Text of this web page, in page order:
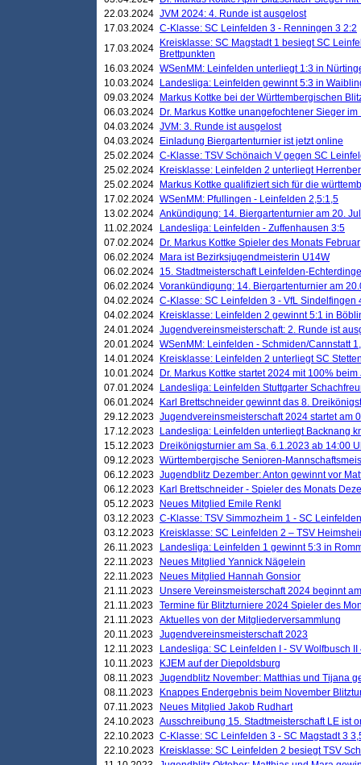
22.03.2024 JVM 2024: 4. Runde ist ausgelost
17.03.2024 C-Klasse: SC Leinfelden 3 - Renningen 3 2:2
17.03.2024
Kreisklasse: SC Magstadt 1 besiegt SC
Brettpunkten
16.03.2024 WSenMM: Leinfelden unterliegt 1:3 in
10.03.2024
Landesliga: Leinfelden gewinnt 5:3 in
09.03.2024
Markus Kottke bei der Württembergischen
06.03.2024
Dr. Markus Kottke unangefochtener Sieger
04.03.2024 JVM: 3. Runde ist ausgelost
04.03.2024
Einladung Biergartenturnier ist jetzt online
25.02.2024 C-Klasse: TSV Schönaich V gegen SC
25.02.2024
Kreisklasse: Leinfelden 2 unterliegt
25.02.2024
Markus Kottke qualifiziert sich für die
17.02.2024 WSenMM: Pfullingen - Leinfelden 2,5:1,5
13.02.2024 Ankündigung: 14. Biergartenturnier am 20.
11.02.2024
Landesliga: Leinfelden - Zuffenhausen 3:5
07.02.2024
Dr. Markus Kottke Spieler des Monats Februar
06.02.2024
Mara ist Bezirksjugendmeisterin U14W
06.02.2024 15. Stadtmeisterschaft Leinfelden-
06.02.2024 Vorankündigung: 14. Biergartenturnier am
04.02.2024 C-Klasse: SC Leinfelden 3 - VfL Sindelfingen
04.02.2024
Kreisklasse: Leinfelden 2 gewinnt 5:1 in
24.01.2024 Jugendvereinsmeisterschaft: 2. Runde ist
20.01.2024 WSenMM: Leinfelden - Schmiden/Cannstatt
14.01.2024
Kreisklasse: Leinfelden 2 unterliegt SC
10.01.2024
Dr. Markus Kottke startet 2024 mit 100%
07.01.2024
Landesliga: Leinfelden Stuttgarter
06.01.2024
Karl Brettschneider gewinnt das 8.
29.12.2023 Jugendvereinsmeisterschaft 2024 startet am
17.12.2023
Landesliga: Leinfelden unterliegt Backnang
15.12.2023
Dreikönigsturnier am Sa, 6.1.2023 ab 14:00
09.12.2023 Württembergische Senioren-
06.12.2023 Jugendblitz Dezember: Anton gewinnt vor
06.12.2023
Karl Brettschneider - Spieler des Monats
05.12.2023
Neues Mitglied Emile Renkl
03.12.2023 C-Klasse: TSV Simmozheim 1 - SC
03.12.2023
Kreisklasse: SC Leinfelden 2 – TSV
26.11.2023
Landesliga: Leinfelden 1 gewinnt 5:3 in
22.11.2023
Neues Mitglied Yannick Nägelein
22.11.2023
Neues Mitglied Hannah Gonsior
21.11.2023
Unsere Vereinsmeisterschaft 2024 beginnt
21.11.2023 Termine für Blitzturniere 2024 Spieler des
21.11.2023 Aktuelles von der Mitgliederversammlung
20.11.2023 Jugendvereinsmeisterschaft 2023
12.11.2023
Landesliga: SC Leinfelden I - SV Wolfbusch II
10.11.2023
KJEM auf der Diepoldsburg
08.11.2023 Jugendblitz November: Matthias und Tijana
08.11.2023
Knappes Endergebnis beim November
07.11.2023
Neues Mitglied Jakob Rudhart
24.10.2023 Ausschreibung 15. Stadtmeisterschaft LE ist
22.10.2023 C-Klasse: SC Leinfelden 3 - SC Magstadt 3
22.10.2023
Kreisklasse: SC Leinfelden 2 besiegt TSV